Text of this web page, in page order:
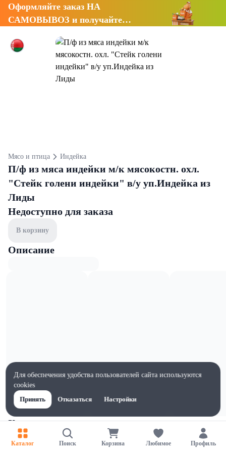
Оформляйте заказ НА
САМОВЫВОЗ и получайте
Мясо и птица Индейка
П/ф из мяса индейки м/к мясокостн. охл.
"Стейк голени индейки" в/у уп.Индейка из
Лиды
Недоступно для заказа
В корзину
Описание
Характеристики
Ширина, мм
1Каталог Поиск Корзина Любимое Профиль
Для обеспечения удобства пользователей сайта используются
cookies
Принять
Отказаться Настройки